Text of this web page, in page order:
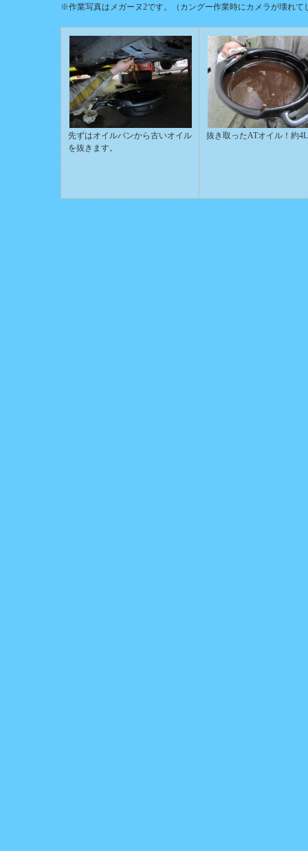
※作業写真はメガーヌ2です。（カングー作業時にカメラが壊れて
先ずはオイルパンから古いオイル
を抜きます。
抜き取ったATオイル！約